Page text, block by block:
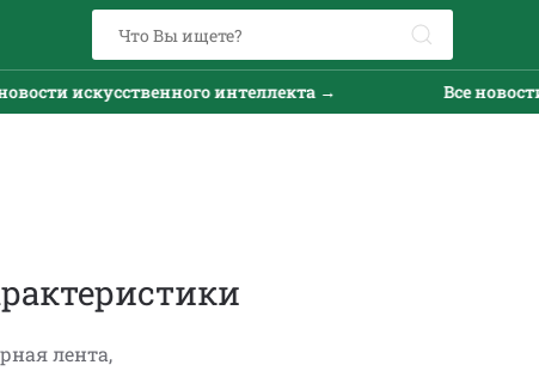
искусственного интеллекта → Все новости
лента,